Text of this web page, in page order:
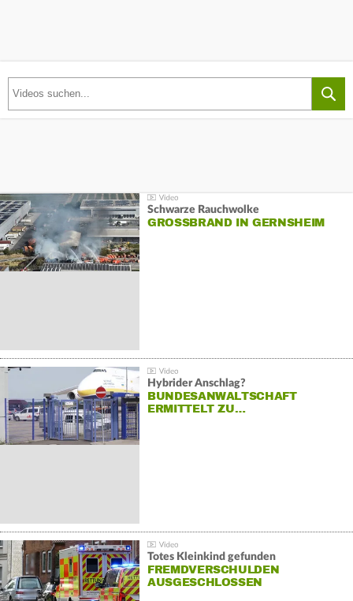
Schwarze Rauchwolke
GROSSBRAND IN GERNSHEIM
Hybrider Anschlag?
BUNDESANWALTSCHAFT
ERMITTELT ZU…
Totes Kleinkind gefunden
FREMDVERSCHULDEN
AUSGESCHLOSSEN